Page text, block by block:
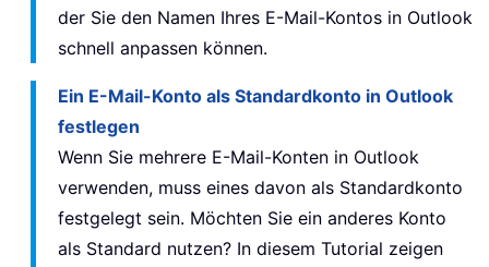
der Sie den Namen Ihres E-Mail-Kontos in Outlook
schnell anpassen können.
Ein E-Mail-Konto als Standardkonto in Outlook
festlegen
Wenn Sie mehrere E-Mail-Konten in Outlook
verwenden, muss eines davon als Standardkonto
festgelegt sein. Möchten Sie ein anderes Konto
als Standard nutzen? In diesem Tutorial zeigen